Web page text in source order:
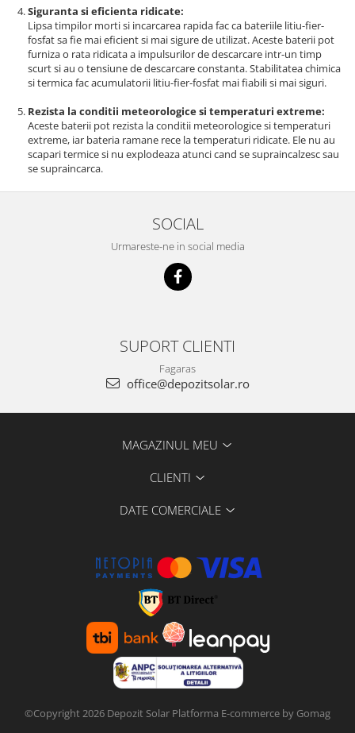
Siguranta si eficienta ridicate:
Lipsa timpilor morti si incarcarea rapida fac ca bateriile litiu-fier-
fosfat sa fie mai eficient si mai sigure de utilizat. Aceste baterii pot
furniza o rata ridicata a impulsurilor de descarcare intr-un timp
scurt si au o tensiune de descarcare constanta. Stabilitatea chimica
si termica fac acumulatorii litiu-fier-fosfat mai fiabili si mai siguri.
Rezista la conditii meteorologice si temperaturi extreme:
Aceste baterii pot rezista la conditii meteorologice si temperaturi
extreme, iar bateria ramane rece la temperaturi ridicate. Ele nu au
scapari termice si nu explodeaza atunci cand se supraincalzesc sau
se supraincarca.
SOCIAL
Urmareste-ne in social media
SUPORT CLIENTI
Fagaras
office@depozitsolar.ro
MAGAZINUL MEU
CLIENTI
DATE COMERCIALE
©Copyright 2026 Depozit Solar Platforma E-commerce by Gomag